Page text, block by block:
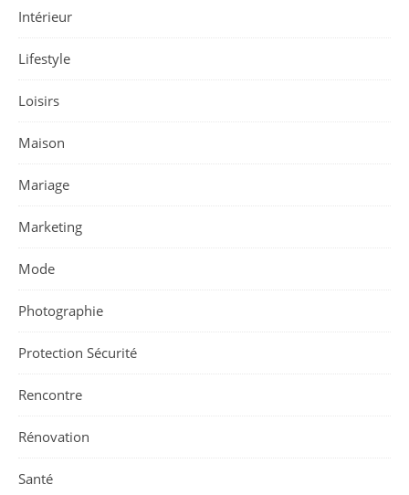
Intérieur
Lifestyle
Loisirs
Maison
Mariage
Marketing
Mode
Photographie
Protection Sécurité
Rencontre
Rénovation
Santé